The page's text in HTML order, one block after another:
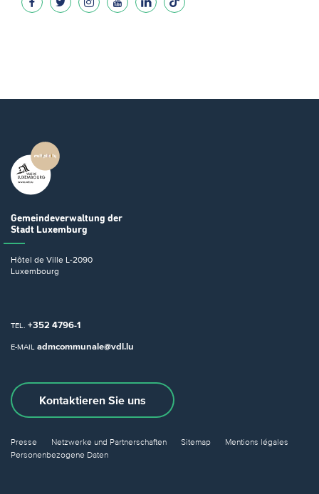
Gemeindeverwaltung der
Stadt Luxemburg
Hôtel de Ville L-2090
Luxembourg
TEL. +352 4796-1
E-MAIL admcommunale@vdl.lu
Kontaktieren Sie uns
Presse Netzwerke und Partnerschaften Sitemap
Mentions légales
Personenbezogene Daten